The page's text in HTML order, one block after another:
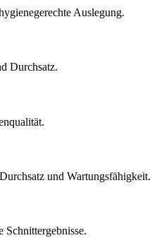
Auslegung.
Durchsatz.
und Wartungsfähigkeit.